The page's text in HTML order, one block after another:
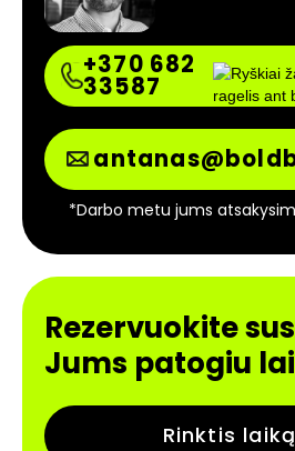
+370 682
33587
*Darbo metu jums
Rezervuokite
Jums patogiu
Rinktis laiką